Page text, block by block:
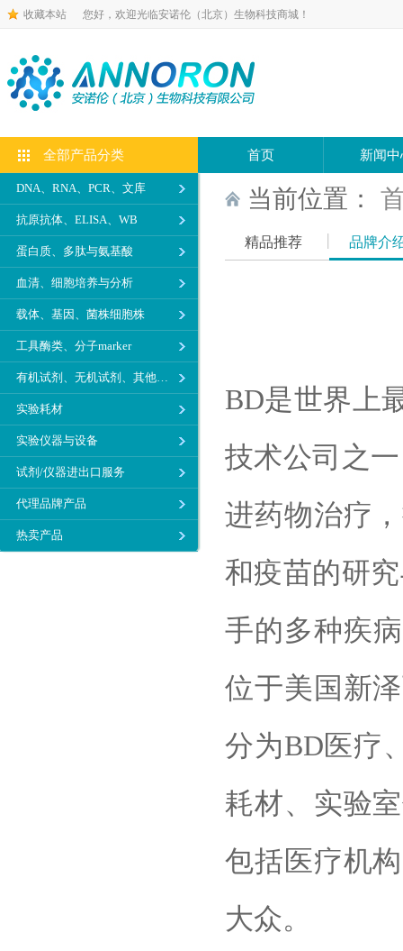
收藏本站 您好，欢迎光临安诺伦（北京）生物科技商城！
全部产品分类
DNA、RNA、PCR、文库
抗原抗体、ELISA、WB
蛋白质、多肽与氨基酸
血清、细胞培养与分析
载体、基因、菌株细胞株
工具酶类、分子marker
有机试剂、无机试剂、其他生化试剂
实验耗材
实验仪器与设备
试剂/仪器进出口服务
代理品牌产品
热卖产品
首页 新闻中
当前位置：
精品推荐 品牌介
BD是世界上
技术公司之
进药物治疗
和疫苗的研
手的多种疾
位于美国新
分为BD医疗
耗材、实验
包括医疗机
大众。